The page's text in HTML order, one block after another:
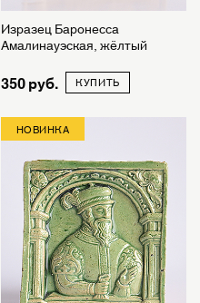
Изразец Баронесса
Амалинауэская, жёлтый
350 КУПИТЬ
НОВИНКА